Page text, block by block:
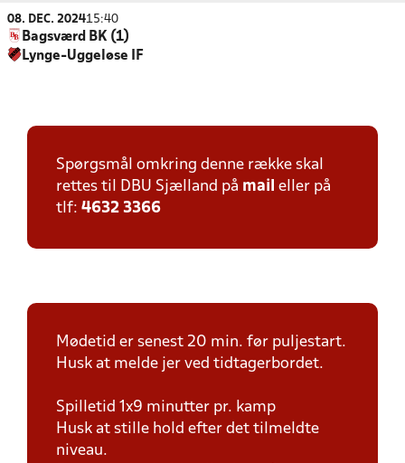
08. DEC. 202415:40
Bagsværd BK (1)
Lynge-Uggeløse IF
Spørgsmål omkring denne række skal
rettes til DBU Sjælland på mail eller på
tlf: 4632 3366
Mødetid er senest 20 min. før puljestart.
Husk at melde jer ved tidtagerbordet.
Spilletid 1x9 minutter pr. kamp
Husk at stille hold efter det tilmeldte
niveau.